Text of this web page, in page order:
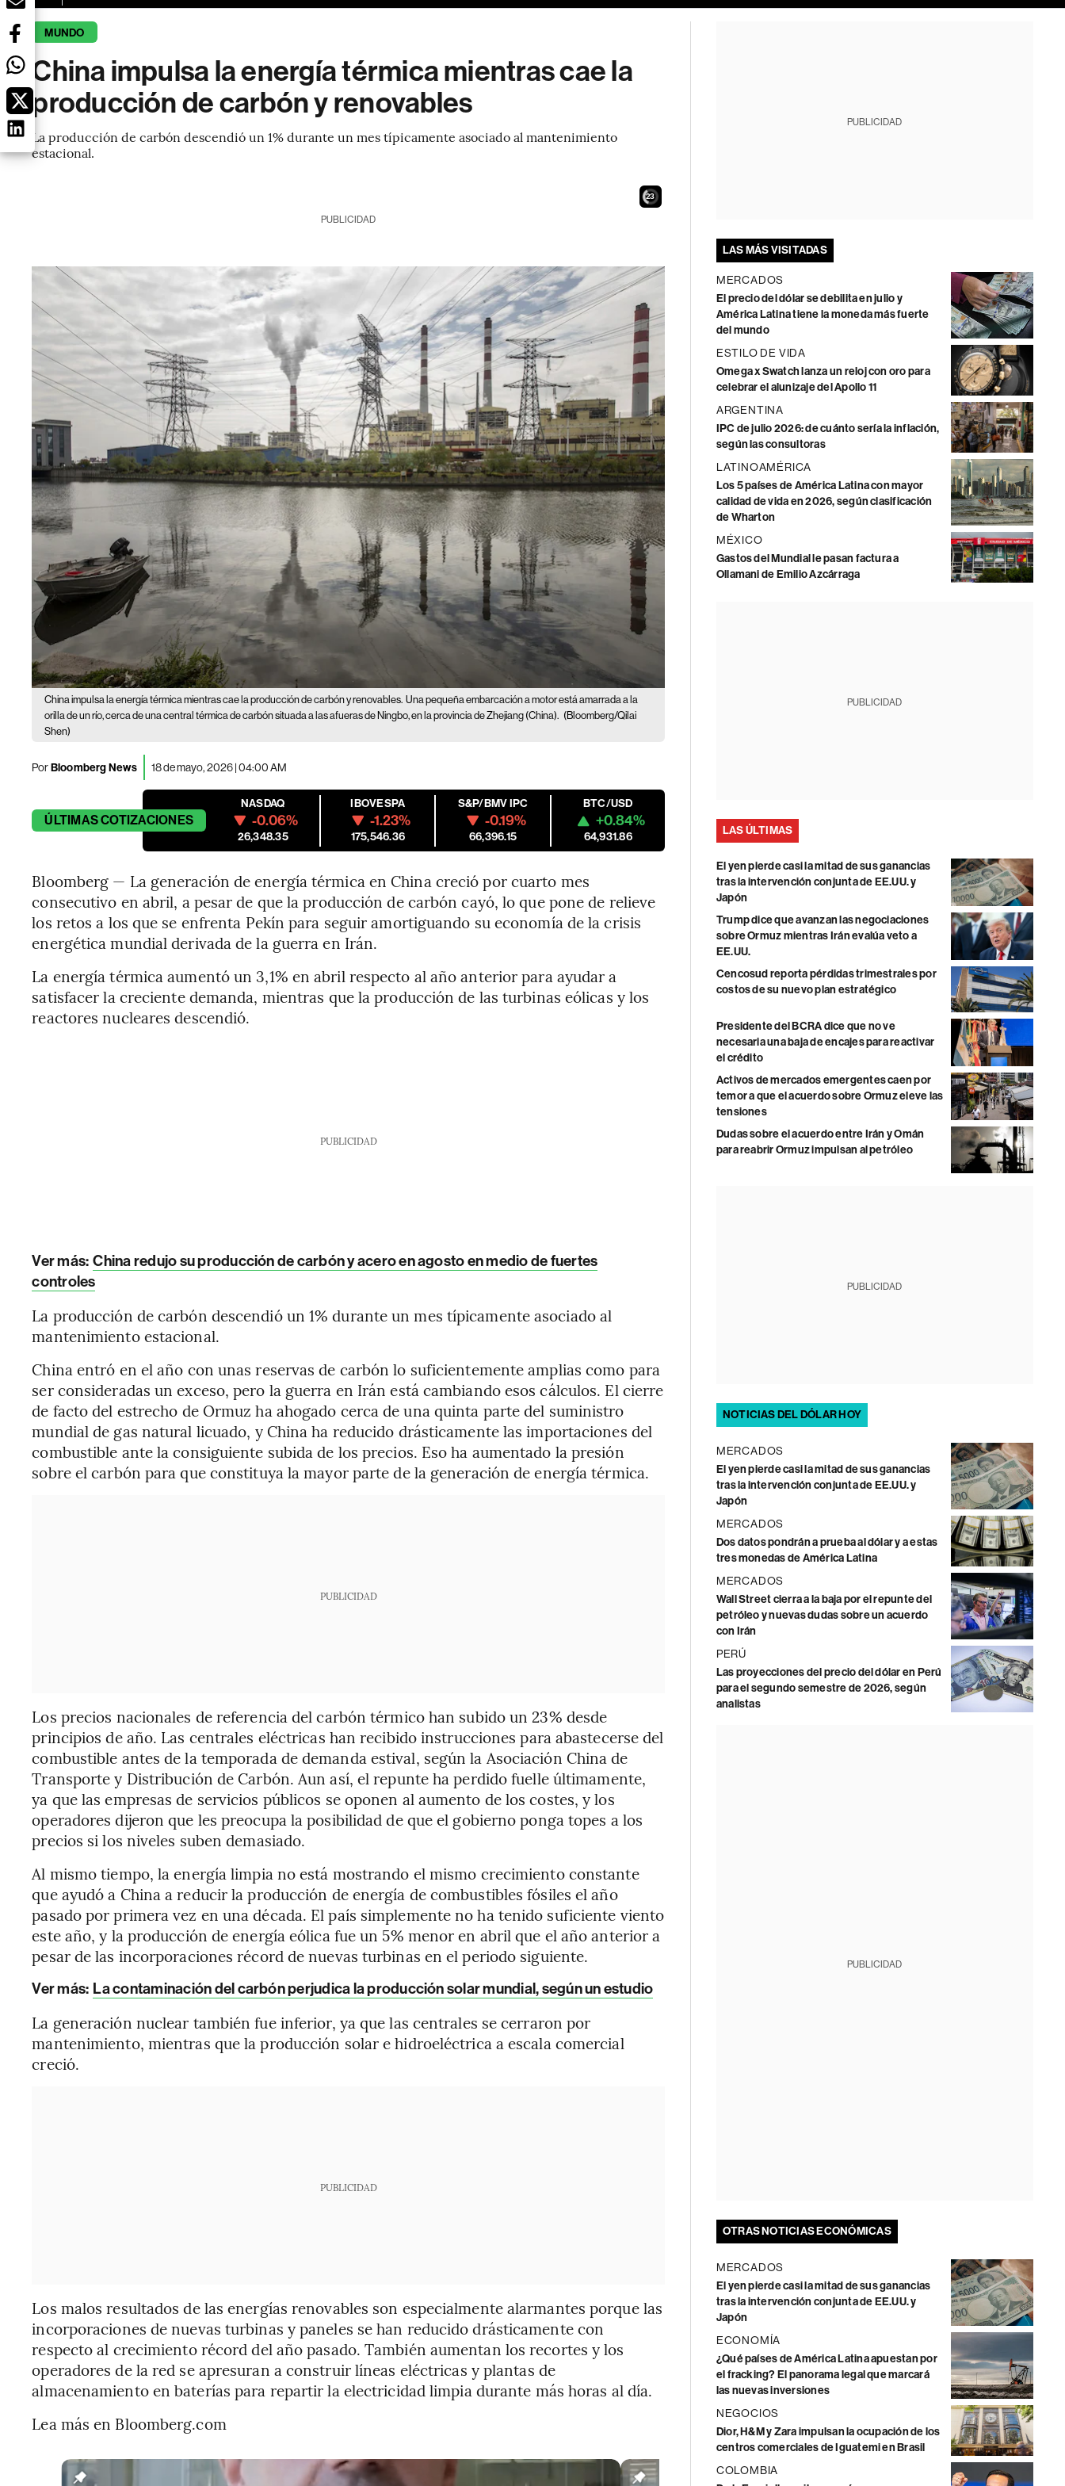
MUNDO
China impulsa la energía térmica mientras cae la
producción de carbón y renovables
La producción de carbón descendió un 1% durante un mes típicamente asociado al mantenimiento
estacional.
21
PUBLICIDAD
China impulsa la energía térmica mientras cae la producción de carbón y renovables. Una pequeña embarcación a motor está amarrada a la
orilla de un río, cerca de una central térmica de carbón situada a las afueras de Ningbo, en la provincia de Zhejiang (China). (Bloomberg/Qilai
Shen)
PorBloomberg News 18 de mayo, 2026 | 04:00 AM
ÚLTIMASCOTIZACIONES
NASDAQ
-0.06%
26,348.35
IBOVESPA
-1.23%
175,546.36
S&P/BMV IPC
-0.19%
66,396.15
BTC/USD
+0.84%
64,931.86
Bloomberg — La generación de energía térmica en China creció por cuarto mes
consecutivo en abril, a pesar de que la producción de carbón cayó, lo que pone de relieve
los retos a los que se enfrenta Pekín para seguir amortiguando su economía de la crisis
energética mundial derivada de la guerra en Irán.
La energía térmica aumentó un 3,1% en abril respecto al año anterior para ayudar a
satisfacer la creciente demanda, mientras que la producción de las turbinas eólicas y los
reactores nucleares descendió.
PUBLICIDAD
Ver más: China redujo su producción de carbón y acero en agosto en medio de fuertes
controles
La producción de carbón descendió un 1% durante un mes típicamente asociado al
mantenimiento estacional.
China entró en el año con unas reservas de carbón lo suficientemente amplias como para
ser consideradas un exceso, pero la guerra en Irán está cambiando esos cálculos. El cierre
de facto del estrecho de Ormuz ha ahogado cerca de una quinta parte del suministro
mundial de gas natural licuado, y China ha reducido drásticamente las importaciones del
combustible ante la consiguiente subida de los precios. Eso ha aumentado la presión
sobre el carbón para que constituya la mayor parte de la generación de energía térmica.
PUBLICIDAD
Los precios nacionales de referencia del carbón térmico han subido un 23% desde
principios de año. Las centrales eléctricas han recibido instrucciones para abastecerse del
combustible antes de la temporada de demanda estival, según la Asociación China de
Transporte y Distribución de Carbón. Aun así, el repunte ha perdido fuelle últimamente,
ya que las empresas de servicios públicos se oponen al aumento de los costes, y los
operadores dijeron que les preocupa la posibilidad de que el gobierno ponga topes a los
precios si los niveles suben demasiado.
Al mismo tiempo, la energía limpia no está mostrando el mismo crecimiento constante
que ayudó a China a reducir la producción de energía de combustibles fósiles el año
pasado por primera vez en una década. El país simplemente no ha tenido suficiente viento
este año, y la producción de energía eólica fue un 5% menor en abril que el año anterior a
pesar de las incorporaciones récord de nuevas turbinas en el periodo siguiente.
Ver más: La contaminación del carbón perjudica la producción solar mundial, según un estudio
La generación nuclear también fue inferior, ya que las centrales se cerraron por
mantenimiento, mientras que la producción solar e hidroeléctrica a escala comercial
creció.
PUBLICIDAD
Los malos resultados de las energías renovables son especialmente alarmantes porque las
incorporaciones de nuevas turbinas y paneles se han reducido drásticamente con
respecto al crecimiento récord del año pasado. También aumentan los recortes y los
operadores de la red se apresuran a construir líneas eléctricas y plantas de
almacenamiento en baterías para repartir la electricidad limpia durante más horas al día.
Lea más en Bloomberg.com
PUBLICIDAD
LAS MÁS VISITADAS
MERCADOS
El precio del dólar se debilita en julio y
América Latina tiene la moneda más fuerte
del mundo
ESTILO DE VIDA
Omega x Swatch lanza un reloj con oro para
celebrar el alunizaje del Apollo 11
ARGENTINA
IPC de julio 2026: de cuánto sería la inflación,
según las consultoras
LATINOAMÉRICA
Los 5 países de América Latina con mayor
calidad de vida en 2026, según clasificación
de Wharton
MÉXICO
Gastos del Mundial le pasan factura a
Ollamani de Emilio Azcárraga
PUBLICIDAD
LAS ÚLTIMAS
El yen pierde casi la mitad de sus ganancias
tras la intervención conjunta de EE.UU. y
Japón
Trump dice que avanzan las negociaciones
sobre Ormuz mientras Irán evalúa veto a
EE.UU.
Cencosud reporta pérdidas trimestrales por
costos de su nuevo plan estratégico
Presidente del BCRA dice que no ve
necesaria una baja de encajes para reactivar
el crédito
Activos de mercados emergentes caen por
temor a que el acuerdo sobre Ormuz eleve las
tensiones
Dudas sobre el acuerdo entre Irán y Omán
para reabrir Ormuz impulsan al petróleo
PUBLICIDAD
NOTICIAS DEL DÓLAR HOY
MERCADOS
El yen pierde casi la mitad de sus ganancias
tras la intervención conjunta de EE.UU. y
Japón
MERCADOS
Dos datos pondrán a prueba al dólar y a estas
tres monedas de América Latina
MERCADOS
Wall Street cierra a la baja por el repunte del
petróleo y nuevas dudas sobre un acuerdo
con Irán
PERÚ
Las proyecciones del precio del dólar en Perú
para el segundo semestre de 2026, según
analistas
PUBLICIDAD
OTRAS NOTICIAS ECONÓMICAS
MERCADOS
El yen pierde casi la mitad de sus ganancias
tras la intervención conjunta de EE.UU. y
Japón
ECONOMÍA
¿Qué países de América Latina apuestan por
el fracking? El panorama legal que marcará
las nuevas inversiones
NEGOCIOS
Dior, H&M y Zara impulsan la ocupación de los
centros comerciales de Iguatemi en Brasil
COLOMBIA